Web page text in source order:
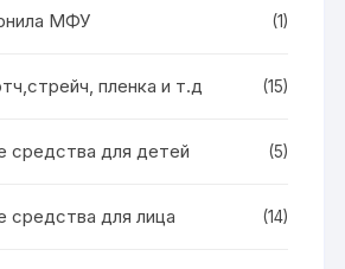
МФУ (1)
пленка и т.д (15)
средства для детей (5)
средства для лица (14)